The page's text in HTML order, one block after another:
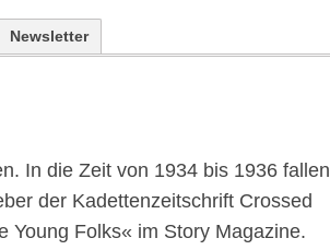
Newsletter
In die Zeit von 1934 bis 1936 fallen
der Kadettenzeitschrift Crossed
Young Folks« im Story Magazine.